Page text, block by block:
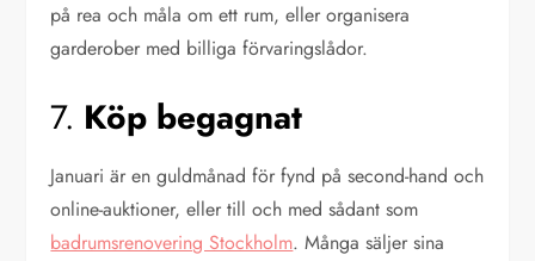
på rea och måla om ett rum, eller organisera
garderober med billiga förvaringslådor.
7. Köp begagnat
Januari är en guldmånad för fynd på second-hand och
online-auktioner, eller till och med sådant som
badrumsrenovering Stockholm. Många säljer sina